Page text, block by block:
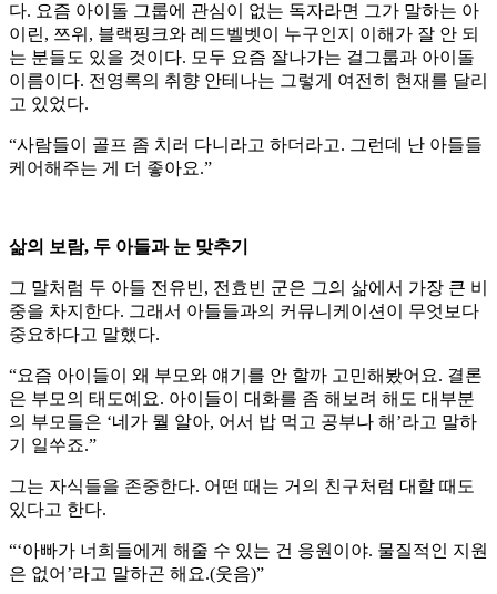
다. 요즘 아이돌 그룹에 관심이 없는 독자라면 그가 말하는 아
이린, 쯔위, 블랙핑크와 레드벨벳이 누구인지 이해가 잘 안 되
는 분들도 있을 것이다. 모두 요즘 잘나가는 걸그룹과 아이돌
이름이다. 전영록의 취향 안테나는 그렇게 여전히 현재를 달리
고 있었다.
“사람들이 골프 좀 치러 다니라고 하더라고. 그런데 난 아들들
케어해주는 게 더 좋아요.”
삶의 보람, 두 아들과 눈 맞추기
그 말처럼 두 아들 전유빈, 전효빈 군은 그의 삶에서 가장 큰 비
중을 차지한다. 그래서 아들들과의 커뮤니케이션이 무엇보다
중요하다고 말했다.
“요즘 아이들이 왜 부모와 얘기를 안 할까 고민해봤어요. 결론
은 부모의 태도예요. 아이들이 대화를 좀 해보려 해도 대부분
의 부모들은 ‘네가 뭘 알아, 어서 밥 먹고 공부나 해’라고 말하
기 일쑤죠.”
그는 자식들을 존중한다. 어떤 때는 거의 친구처럼 대할 때도
있다고 한다.
“‘아빠가 너희들에게 해줄 수 있는 건 응원이야. 물질적인 지원
은 없어’라고 말하곤 해요.(웃음)”